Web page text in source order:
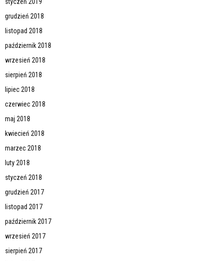
grudzień 2018
listopad 2018
październik 2018
wrzesień 2018
sierpień 2018
lipiec 2018
czerwiec 2018
maj 2018
kwiecień 2018
marzec 2018
luty 2018
styczeń 2018
grudzień 2017
listopad 2017
październik 2017
wrzesień 2017
sierpień 2017